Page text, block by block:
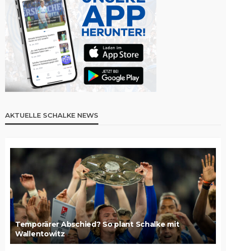
AKTUELLE SCHALKE NEWS
Temporärer Abschied? So plant Schalke mit
Wallentowitz